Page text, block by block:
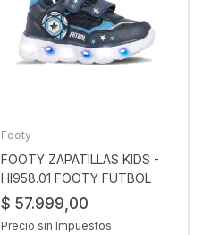
Footy
FOOTY ZAPATILLAS KIDS -
HI958.01 FOOTY FUTBOL
$ 57.999,00
Precio sin Impuestos